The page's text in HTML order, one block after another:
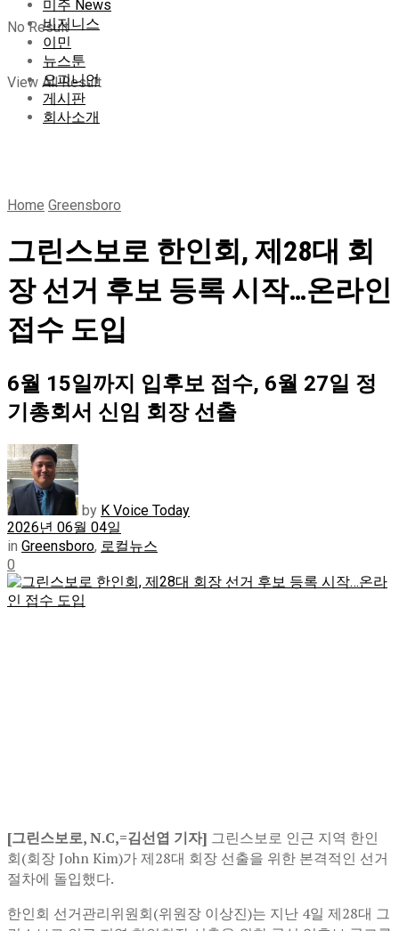
No Result
View All Result
미주 News
비지니스
이민
뉴스툰
오피니언
게시판
회사소개
Home Greensboro
그린스보로 한인회, 제28대 회
장 선거 후보 등록 시작…온라인
접수 도입
6월 15일까지 입후보 접수, 6월 27일 정
기총회서 신임 회장 선출
by K Voice Today
2026년 06월 04일
in Greensboro, 로컬뉴스
0
[그린스보로, N.C,=김선엽 기자] 그린스보로 인근 지역 한인
회(회장 John Kim)가 제28대 회장 선출을 위한 본격적인 선거
절차에 돌입했다.
한인회 선거관리위원회(위원장 이상진)는 지난 4일 제28대 그